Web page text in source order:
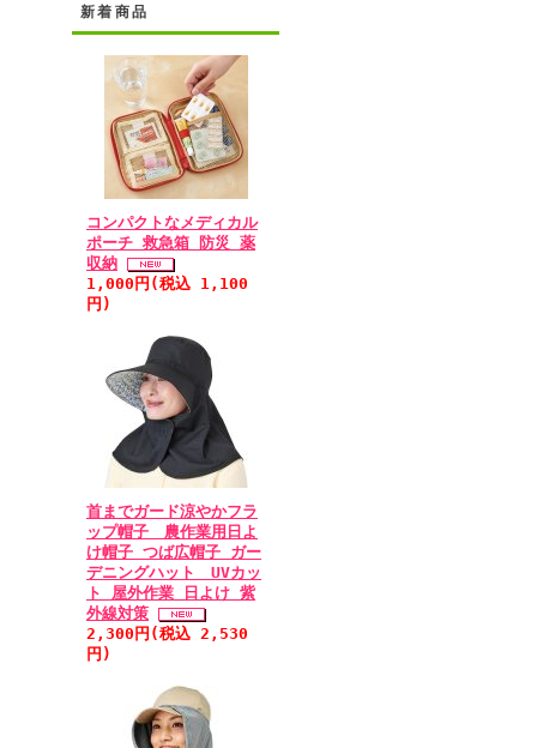
新着商品
コンパクトなメディカル
ポーチ 救急箱 防災 薬
収納
1,000円(税込 1,100
円)
首までガード涼やかフラ
ップ帽子 農作業用日よ
け帽子 つば広帽子 ガー
デニングハット UVカッ
ト 屋外作業 日よけ 紫
外線対策
2,300円(税込 2,530
円)